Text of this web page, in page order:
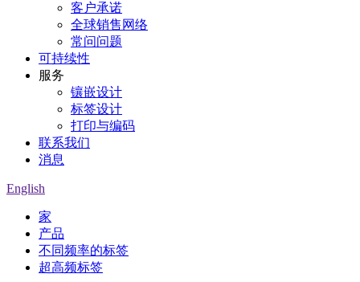
客户承诺
全球销售网络
常问问题
可持续性
服务
镶嵌设计
标签设计
打印与编码
联系我们
消息
English
家
产品
不同频率的标签
超高频标签